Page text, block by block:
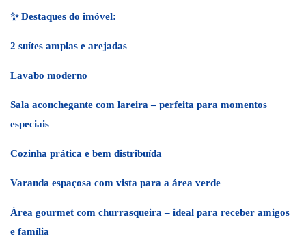
✨Destaques do imóvel:
2 suítes amplas e arejadas
Lavabo moderno
Sala aconchegante com lareira – perfeita para momentos
especiais
Cozinha prática e bem distribuída
Varanda espaçosa com vista para a área verde
Área gourmet com churrasqueira – ideal para receber amigos
e família